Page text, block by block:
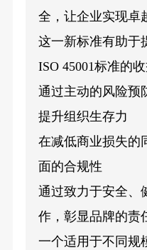
全，让企业实现卓
这一新标准有助于
ISO 45001标准的
通过主动的风险预
提升组织生存力
在减低商业损失的
面的合规性
通过致力于安全、
作，彰显品牌的责
一个适用于不同规